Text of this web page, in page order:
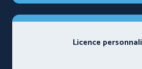
Licence